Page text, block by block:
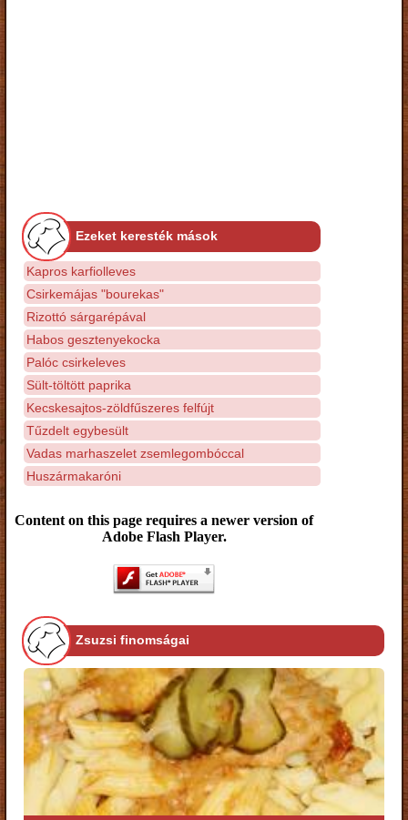
Ezeket keresték mások
Kapros karfiolleves
Csirkemájas "bourekas"
Rizottó sárgarépával
Habos gesztenyekocka
Palóc csirkeleves
Sült-töltött paprika
Kecskesajtos-zöldfűszeres felfújt
Tűzdelt egybesült
Vadas marhaszelet zsemlegombóccal
Huszármakaróni
Content on this page requires a newer version of
Adobe Flash Player.
Zsuzsi finomságai